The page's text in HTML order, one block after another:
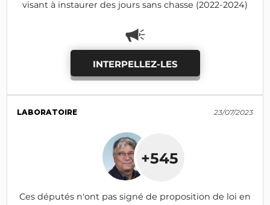
visant à instaurer des jours sans chasse (2022-2024)
INTERPELLEZ-LES
LABORATOIRE 23/07/2023
+545
Ces députés n'ont pas signé de proposition de loi en